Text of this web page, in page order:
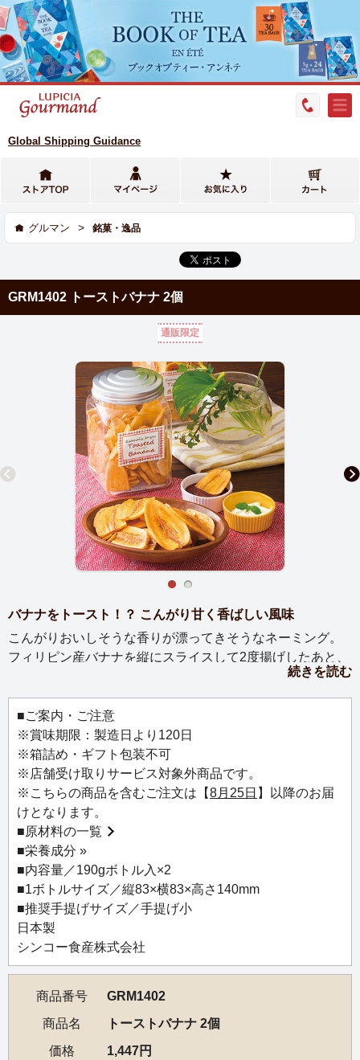
Global Shipping Guidance
グルマン > 銘菓・逸品
GRM1402 トーストバナナ 2個
通販限定
バナナをトースト！？ こんがり甘く香ばしい風味
こんがりおいしそうな香りが漂ってきそうなネーミング。
フィリピン産バナナを縦にスライスして2度揚げしたあと、
熱風ローストで乾燥させるという手間ひまをかけて仕上げ
た上質なバナナチップスです。厚切りなので、しっかりと
した歯ごたえが楽しめるのも魅力。素材本来の風味を生か
した飽きのこないおいしさで、食べ始めたらやめられませ
ん。生クリームやチョコレートにディップするのも楽しい
です。保存にも便利なボトルに入れて2個セットでお届けし
ます。
続きを読む
■ご案内・ご注意
※賞味期限：製造日より120日
※箱詰め・ギフト包装不可
※店舗受け取りサービス対象外商品です。
※こちらの商品を含むご注文は【8月25日 】以降のお届
けとなります。
■原材料の一覧
■栄養成分 »
■内容量／190gボトル入×2
■1ボトルサイズ／縦83×横83×高さ140mm
■推奨手提げサイズ／手提げ小
日本製
シンコー食産株式会社
商品番号
GRM1402
商品名
トーストバナナ 2個
価格
1,447円